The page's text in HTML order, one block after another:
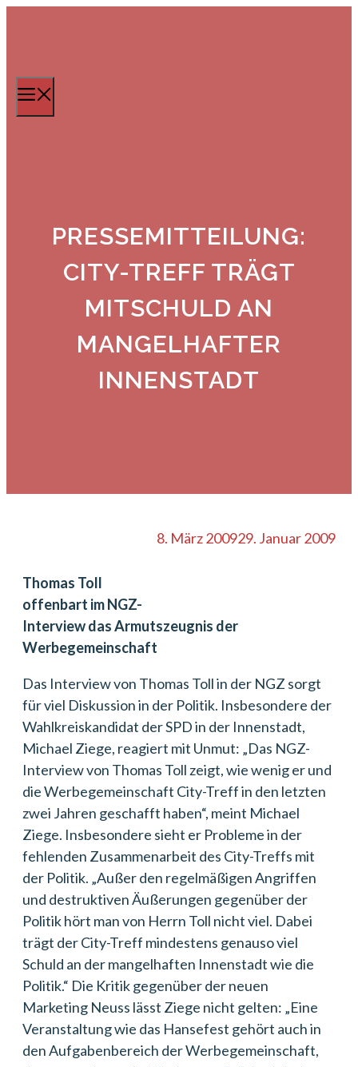
PRESSEMITTEILUNG:
CITY-TREFF TRÄGT
MITSCHULD AN
MANGELHAFTER
INNENSTADT
8. März 200929. Januar 2009
Thomas Toll
offenbart im NGZ-
Interview das Armutszeugnis der
Werbegemeinschaft
Das Interview von Thomas Toll in der NGZ sorgt
für viel Diskussion in der Politik. Insbesondere der
Wahlkreiskandidat der SPD in der Innenstadt,
Michael Ziege, reagiert mit Unmut: „Das NGZ-
Interview von Thomas Toll zeigt, wie wenig er und
die Werbegemeinschaft City-Treff in den letzten
zwei Jahren geschafft haben“, meint Michael
Ziege. Insbesondere sieht er Probleme in der
fehlenden Zusammenarbeit des City-Treffs mit
der Politik. „Außer den regelmäßigen Angriffen
und destruktiven Äußerungen gegenüber der
Politik hört man von Herrn Toll nicht viel. Dabei
trägt der City-Treff mindestens genauso viel
Schuld an der mangelhaften Innenstadt wie die
Politik.“ Die Kritik gegenüber der neuen
Marketing Neuss lässt Ziege nicht gelten: „Eine
Veranstaltung wie das Hansefest gehört auch in
den Aufgabenbereich der Werbegemeinschaft,